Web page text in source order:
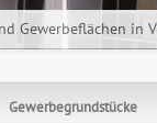
Gewerbeflächen in
Gewerbegrundstücke